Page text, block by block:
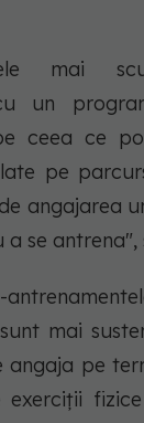
mai
un
ceea ce
pe
angajarea
se antrena",
mai
angaja pe
exerciții